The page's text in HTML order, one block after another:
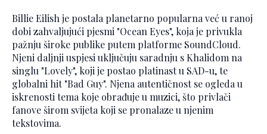
Billie Eilish je postala planetarno popularna već u ranoj
dobi zahvaljujući pjesmi "Ocean Eyes", koja je privukla
pažnju široke publike putem platforme SoundCloud.
Njeni daljnji uspjesi uključuju saradnju s Khalidom na
singlu "Lovely", koji je postao platinast u SAD-u, te
globalni hit "Bad Guy". Njena autentičnost se ogleda u
iskrenosti tema koje obrađuje u muzici, što privlači
fanove širom svijeta koji se pronalaze u njenim
tekstovima.